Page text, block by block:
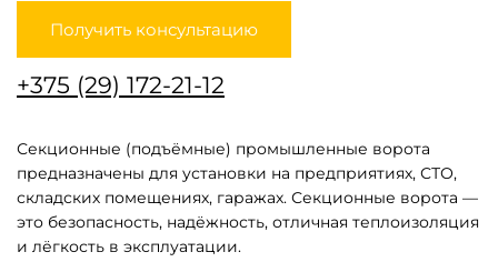
Получить консультацию
+375 (29) 172-21-12
Секционные (подъёмные) промышленные ворота
предназначены для установки на предприятиях, СТО,
складских помещениях, гаражах. Секционные ворота —
это безопасность, надёжность, отличная теплоизоляция
и лёгкость в эксплуатации.